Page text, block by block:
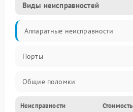
Виды неисправностей
Аппаратные неисправности
Порты
Общие поломки
Устройства
Неисправности Стоимость